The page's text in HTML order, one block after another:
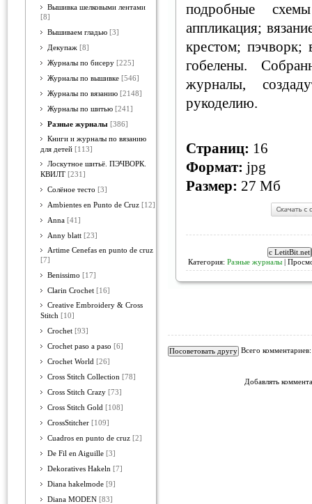
Вышивка шелковыми лентами
[8]
Вышиваем гладью [3]
Декупаж [8]
Журналы по бисеру [225]
Журналы по вышивке [546]
Журналы по вязанию [2148]
Журналы по шитью [241]
Разные журналы [386]
Книги и журналы по вязанию
для детей [113]
Лоскутное шитьё. ПЭЧВОРК.
КВИЛТ [231]
Солёное тесто [3]
Ambientes en Punto de Cruz [12]
Anna [41]
Anny blatt [23]
Artime Cenefas en punto de cruz
[7]
Benissimo [17]
Clarin Crochet [16]
Creative Embroidery & Cross
Stitch [10]
Crochet [93]
Crochet paso a paso [6]
Crochet World [26]
Cross Stitch Collection [78]
Cross Stitch Crazy [73]
Cross Stitch Gold [108]
CrossStitcher [109]
Cuadros en punto de cruz [2]
De Fil en Aiguille [3]
Dekoratives Hakeln [7]
Diana hakelmode [9]
Diana MODEN [83]
подробные
аппликация;
крестом;
гобелены.
журналы,
рукоделию.
Страниц: 16
Формат: jpg
Размер: 27 Мб
Категория: Разные журналы |
Всего
Добавлять